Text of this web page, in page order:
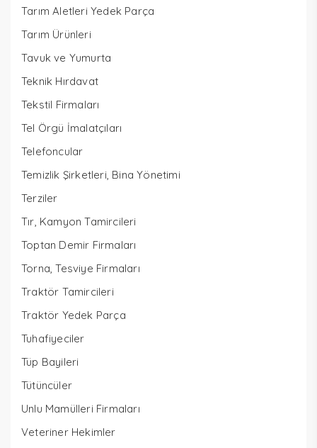
Tarım Aletleri Yedek Parça
Tarım Ürünleri
Tavuk ve Yumurta
Teknik Hırdavat
Tekstil Firmaları
Tel Örgü İmalatçıları
Telefoncular
Temizlik Şirketleri, Bina Yönetimi
Terziler
Tır, Kamyon Tamircileri
Toptan Demir Firmaları
Torna, Tesviye Firmaları
Traktör Tamircileri
Traktör Yedek Parça
Tuhafiyeciler
Tüp Bayileri
Tütüncüler
Unlu Mamülleri Firmaları
Veteriner Hekimler